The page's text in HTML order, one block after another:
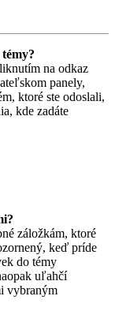
na odkaz
panely,
ktoré ste odoslali,
kde zadáte
záložkám, ktoré
keď príde
do témy
uľahčí
vybraným